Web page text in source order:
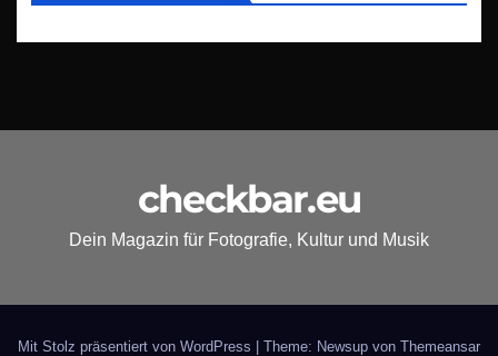
checkbar.eu
Dein Magazin für Fotografie, Kultur und Musik
Mit Stolz präsentiert von WordPress | Theme: Newsup von Themeansar